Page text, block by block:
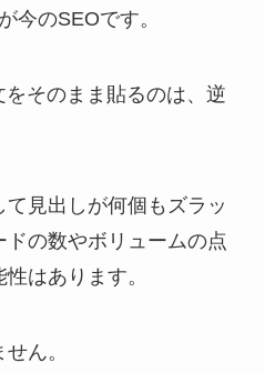
今のSEOです。
そのまま貼るのは、逆
見出しが何個もズラッ
の数やボリュームの点
はあります。
ん。